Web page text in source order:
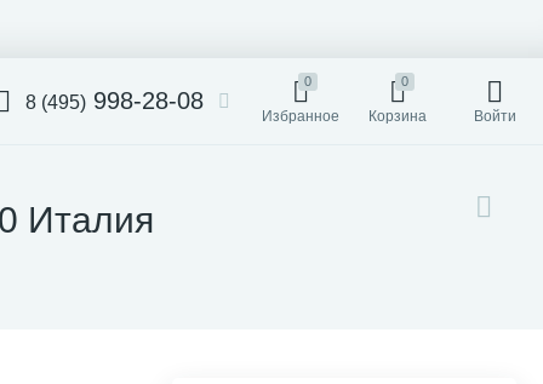
8 (495) 998-28-08
0
Избранное
0
Корзина Войти
Италия